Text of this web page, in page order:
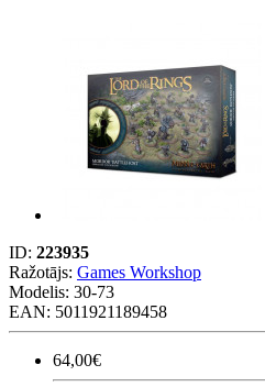
ID: 223935
Ražotājs: Games Workshop
Modelis: 30-73
EAN: 5011921189458
64,00€